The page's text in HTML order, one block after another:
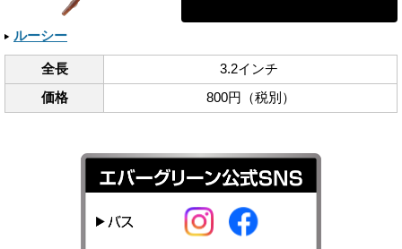
ルーシー
全長
3.2インチ
価格
800円（税別）